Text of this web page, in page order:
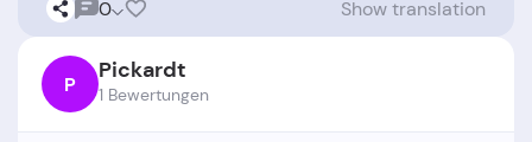
0 Show translation
P Pickardt
1 Bewertungen